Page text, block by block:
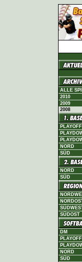
ALLE
2010
2009
2008
NORD
SÜD
NORD
SÜD
SÜDOST
DM
NORD
SÜD